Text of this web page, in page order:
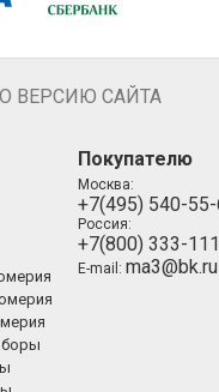
ВЕРСИЮ САЙТА
Покупателю
Москва:
+7(495) 540-
Россия:
+7(800) 333-
E-mail: ma3@bk.ru